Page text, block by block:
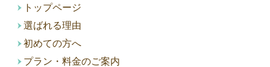
トップページ
選ばれる理由
初めての方へ
プラン・料金のご案内